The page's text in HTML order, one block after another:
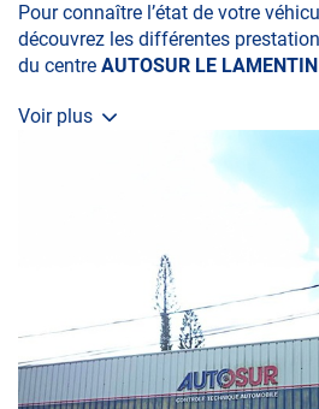
Pour connaître l’état de votre
découvrez les différentes
du centre AUTOSUR LE LAMENTIN
• le contrôle technique obligatoire
• le contrôle des véhicules hybrides
• le contrôle technique des
• le pré-contrôle contrôle
Voir plus